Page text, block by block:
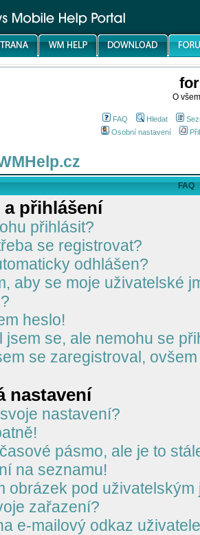
O
FAQ Hledat
Osobní nastavení
FAQ
a přihlášení
přihlásit?
se registrovat?
odhlášen?
aby se moje uživatelské
heslo!
jsem se, ale nemohu se
se zaregistroval,
nastavení
nastavení?
pásmo, ale je to
na seznamu!
obrázek pod uživatelským
zařazení?
e-mailový odkaz